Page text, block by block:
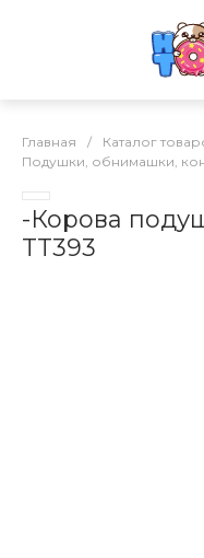
Главная / Каталог
Подушки, обнимашки,
-Корова
TT393